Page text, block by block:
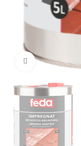
Kliknij, aby